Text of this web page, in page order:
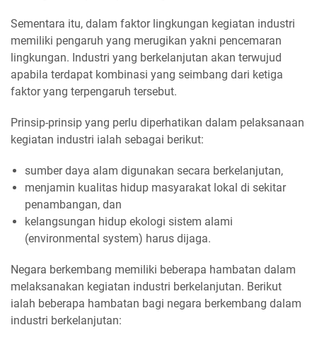
Sementara itu, dalam faktor lingkungan kegiatan industri
memiliki pengaruh yang merugikan yakni pencemaran
lingkungan. Industri yang berkelanjutan akan terwujud
apabila terdapat kombinasi yang seimbang dari ketiga
faktor yang terpengaruh tersebut.
Prinsip-prinsip yang perlu diperhatikan dalam pelaksanaan
kegiatan industri ialah sebagai berikut:
sumber daya alam digunakan secara berkelanjutan,
menjamin kualitas hidup masyarakat lokal di sekitar
penambangan, dan
kelangsungan hidup ekologi sistem alami
(environmental system) harus dijaga.
Negara berkembang memiliki beberapa hambatan dalam
melaksanakan kegiatan industri berkelanjutan. Berikut
ialah beberapa hambatan bagi negara berkembang dalam
industri berkelanjutan: